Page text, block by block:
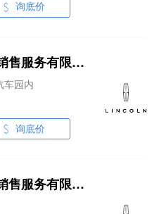
询底价
服务有限公司
车园内
询底价
服务有限公司